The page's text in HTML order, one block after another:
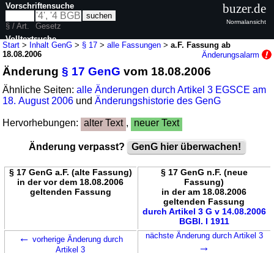
Start > Inhalt GenG > § 17 >alle Fassungen >a.F. Fassung ab
18.08.2006
Änderungsalarm
Änderung§ 17 GenG vom 18.08.2006
Ähnliche Seiten:alle Änderungen durch Artikel 3 EGSCE am
18. August 2006 undÄnderungshistorie des GenG
Hervorhebungen: alter Text , neuer Text
Änderung verpasst? GenG hier überwachen!
§ 17 GenG a.F. (alte Fassung)
in der vor dem 18.08.2006
geltenden Fassung
§ 17 GenG n.F. (neue
Fassung)
in der am 18.08.2006
geltenden Fassung
durch Artikel 3 G v 14.08.2006
BGBl. I 1911
← vorherige Änderung durch
Artikel 3
nächste Änderung durch Artikel 3
→
Vorschriftensuche
§ / Art.
Gesetz
Volltextsuche
buzer.de
Normalansicht